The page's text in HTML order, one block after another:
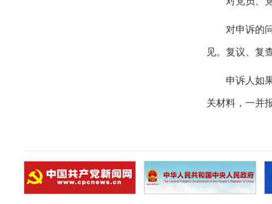
对申诉的
见。复议、复
申诉人如
关材料，一并